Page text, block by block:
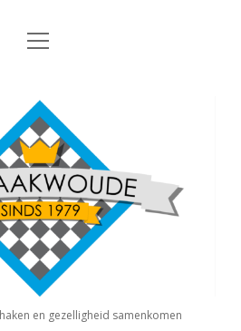
Nieuws
Informatie
Statement
Competitie
dropdown
menu
Competitie open
Schaakwoude I
II
open
en gezelligheid samenkomen